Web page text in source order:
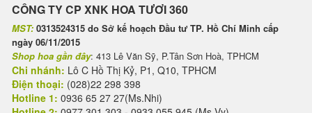
CÔNG TY CP XNK HOA TƯƠI 360
MST: 0313524315 do Sở kế hoạch Đầu tư TP. Hồ Chí Minh cấp
ngày 06/11/2015
Shop hoa gần đây: 413 Lê Văn Sỹ, P.Tân Sơn Hoà, TPHCM
Chi nhánh: Lô C Hồ Thị Kỷ, P1, Q10, TPHCM
Điện thoại: (028)22 298 398
Hotline 1: 0936 65 27 27(Ms.Nhi)